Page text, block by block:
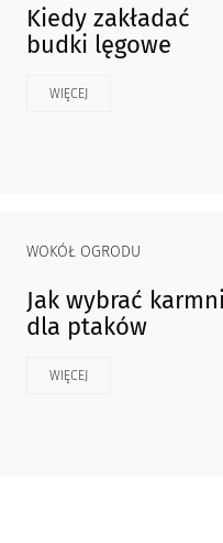
Kiedy zakładać
budki lęgowe
WIĘCEJ
WOKÓŁ OGRODU
Jak wybrać
dla ptaków
WIĘCEJ